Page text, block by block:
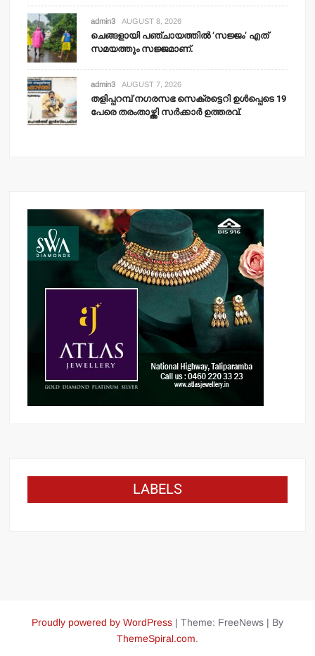
admin3 AUGUST 8, 2026
ചെങ്ങളായി പഞ്ചായത്തില്‍ ‘സജ്ജം’ എത്
സമയത്തും സജ്ജമാണ്.
admin3 AUGUST 7, 2026
തളിപ്പറമ്പ് നഗരസഭ സെക്രട്ടെറി ഉള്‍പ്പെടെ 19
പേരെ തരംതാഴ്ത്തി സര്‍ക്കാര്‍ ഉത്തരവ്.
LABELS
Proudly powered by WordPress | Theme: FreeNews | By
ThemeSpiral.com.